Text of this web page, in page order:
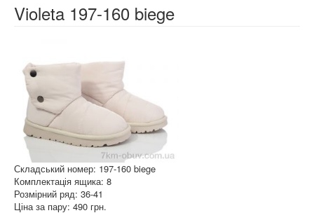
Violeta 197-160 biege
Складський номер: 197-160 biege
Комплектація ящика: 8
Розмірний ряд: 36-41
Ціна за пару: 490 грн.